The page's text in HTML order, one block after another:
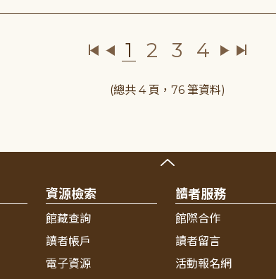
1 2 3 4
(總共 4 頁，76 筆資料)
資源檢索
館藏查詢
讀者帳戶
電子資源
讀者服務
館際合作
讀者留言
活動報名網